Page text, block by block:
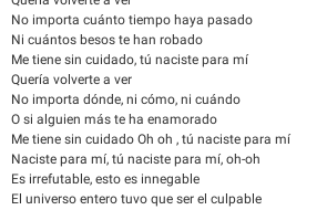
No importa cuánto tiempo haya pasado
Ni cuántos besos te han robado
Me tiene sin cuidado, tú naciste para mí
Quería volverte a ver
No importa dónde, ni cómo, ni cuándo
O si alguien más te ha enamorado
Me tiene sin cuidado Oh oh , tú naciste para mí
Naciste para mí, tú naciste para mí, oh-oh
Es irrefutable, esto es innegable
El universo entero tuvo que ser el culpable